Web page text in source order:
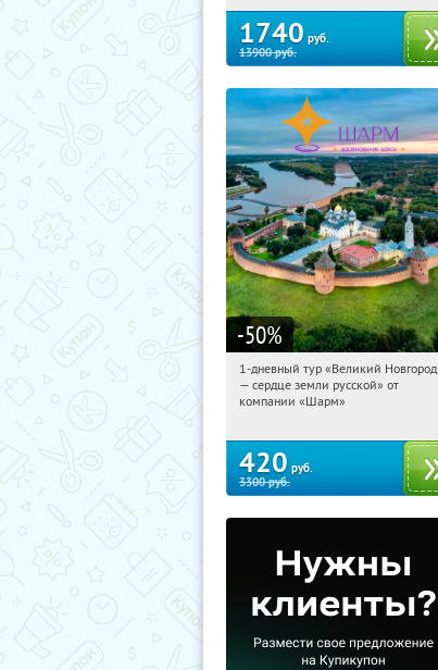
1740 руб.
13900руб.
-50%
16:13:35 Купили:
Достоевская
1-дневный тур «Великий Новгород
— сердце земли русской» от
компании «Шарм»
420 руб.
3300руб.